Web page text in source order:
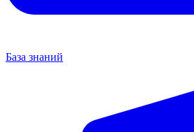
База знаний